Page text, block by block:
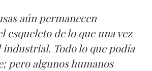
aún permanecen
esqueleto de lo que una vez
industrial. Todo lo que podía
pero algunos humanos